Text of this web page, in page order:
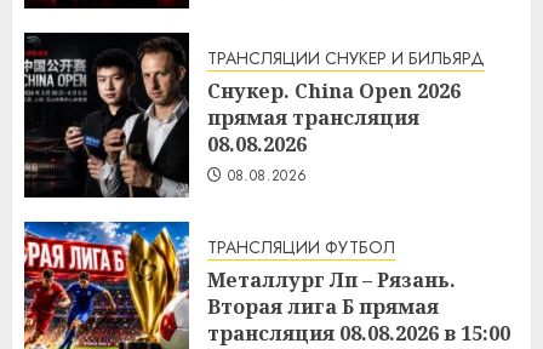
ТРАНСЛЯЦИИ СНУКЕР И БИЛЬЯРД
Снукер. China Open 2026
прямая трансляция
08.08.2026
08.08.2026
ТРАНСЛЯЦИИ ФУТБОЛ
Металлург Лп – Рязань.
Вторая лига Б прямая
трансляция 08.08.2026 в 15:00